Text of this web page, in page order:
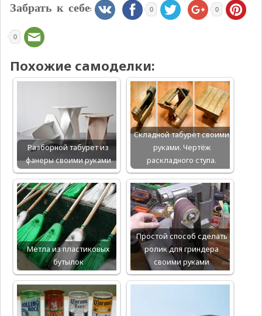
Забрать к себе: 0 0
0
Похожие самоделки:
Разборной табурет из
фанеры своими руками
Складной табурет своими
руками. Чертёж
раскладного стула.
Метла из пластиковых
бутылок
Простой способ сделать
ролик для гриндера
своими руками